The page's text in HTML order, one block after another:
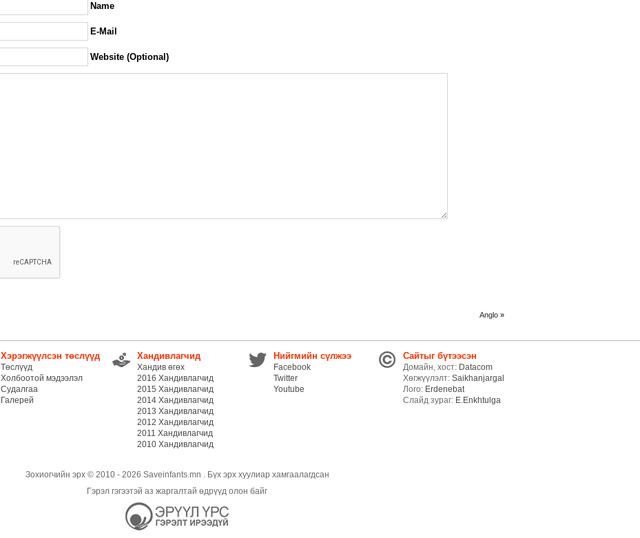
Name
E-Mail
Website (Optional)
Anglo »
Хэрэгжүүлсэн төслүүд
Төслүүд
Холбоотой мэдээлэл
Судалгаа
Галерей
Хандивлагчид
Хандив өгөх
2016 Хандивлагчид
2015 Хандивлагчид
2014 Хандивлагчид
2013 Хандивлагчид
2012 Хандивлагчид
2011 Хандивлагчид
2010 Хандивлагчид
Нийгмийн сүлжээ
Facebook
Twitter
Youtube
Сайтыг бүтээсэн
Домайн, хост: Datacom
Хөгжүүлэлт: Saikhanjargal
Лого: Erdenebat
Слайд зураг: E.Enkhtulga
Зохиогчийн эрх © 2010 - 2026 Saveinfants.mn . Бүх эрх хуулиар хамгаалагдсан
Гэрэл гэгээтэй аз жаргалтай өдрүүд олон байг